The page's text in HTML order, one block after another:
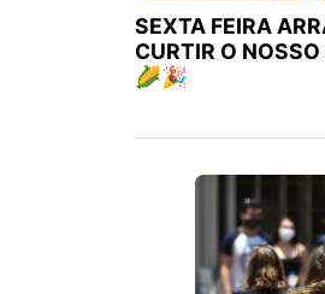
SEXTA FEIRA
CURTIR O
🌽🎉